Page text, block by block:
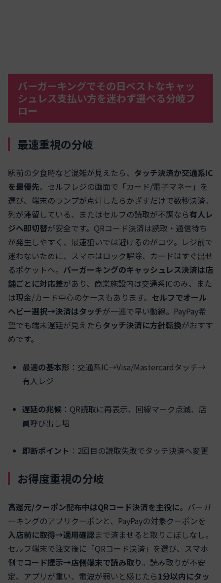
バーガーキングでその日ベストなキャッ
シュレス支払い方を迷わず選べる分岐フ
ロー
最速重視の分岐
駅前の夕食時など混雑が見えたら、 タッチ決済か交通系IC
を最優先。セルフレジの画面で「カード/電子マネー」を
選び、端末のランプが点灯したらかざすだけで数秒決済。
列が滞留している、またはセルフの読取が不調なら有人レ
ジへ即切替が安全です。QRコード決済は読取・通信待ち
が発生しやすく、最速狙いでは避けるのがコツ。レジ前で
迷わないために、スマホはロック解除、カードはすぐ出せ
るポケットへ。 バーガーキングのキャッシュレス決済は店
舗ごとに対応差があり、商業施設内は交通系ICのみ、また
は現金/カード中心のケースもあります。 セルフでオール
ヘビー選択→決済はタッチが一連で早い動線。PayPay希
望でも端末遅延が見えたらタッチ決済に方針転換がおすす
めです。
最速の基本形 ：交通系IC→Visa/Mastercardタッチ→
有人レジ
遅延の兆候 ：QR読取に再表示、回線マーク点滅、店
員呼び出し増
即断ポイント ：2回目の読取失敗でタッチ決済へ変更
お得度重視の分岐
高還元/クーポン配布中はQRコード決済を主役に。バーガ
ーキングのアプリクーポンと、PayPayの対象クーポンを
入店前に取得→適用確認まで済ませると取りこぼしなし。
セルフ端末で注文後に「QRコード決済」を選び、スマホ
側でコード提示→店側端末で読み取り。読み取りが不安
定、アプリが重い、電波が弱いと感じたら1分以内にタッ